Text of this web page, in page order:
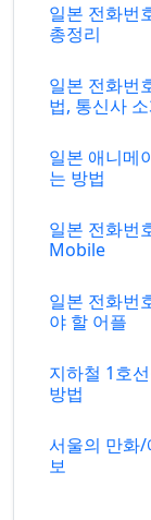
일본 전화번
총정리
일본 전화번
법, 통신사
일본 애니메
는 방법
일본 전화번
Mobile
일본 전화번
야 할 어플
지하철 1호
방법
서울의 만화
보